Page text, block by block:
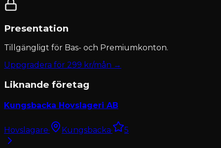
Presentation
Tillgängligt för Bas- och Premiumkonton.
Uppgradera för 299 kr/mån →
Liknande företag
Kungsbacka Hovslageri AB
Hovslagare· Kungsbacka· 5